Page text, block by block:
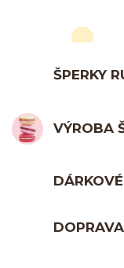
ŠPERKY
VÝROBA